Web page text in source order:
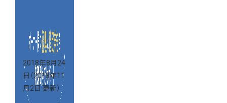
2018年8月24
日 （2018年11
月2日 更新）